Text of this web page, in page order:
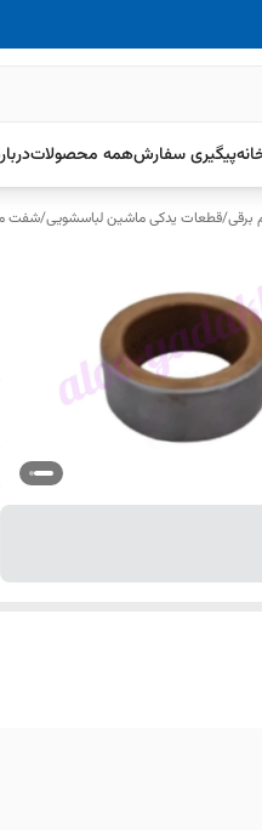
پیگیری سفارشهمه محصولات
برقی/قطعات یدکی ماشین لباسشویی/شفت